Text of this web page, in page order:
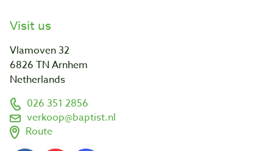
Visit us
Vlamoven 32
6826 TN Arnhem
Netherlands
026 351 2856
verkoop@baptist.nl
Route